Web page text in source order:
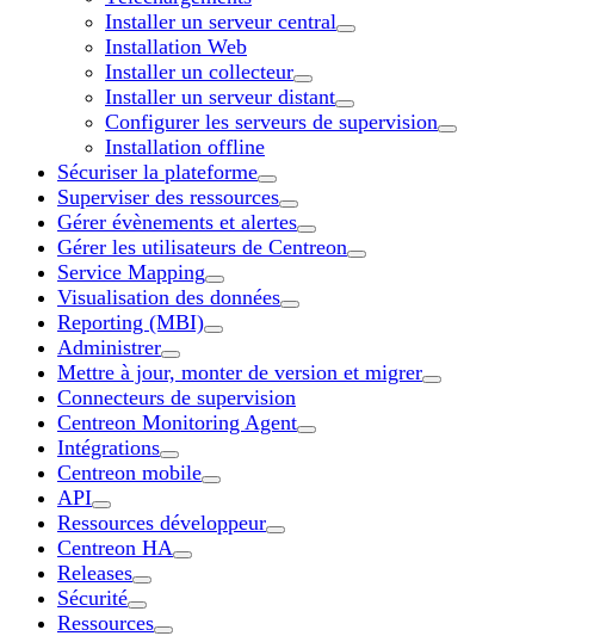
Installer un serveur central
Installation Web
Installer un collecteur
Installer un serveur distant
Configurer les serveurs de supervision
Installation offline
Sécuriser la plateforme
Superviser des ressources
Gérer évènements et alertes
Gérer les utilisateurs de Centreon
Service Mapping
Visualisation des données
Reporting (MBI)
Administrer
Mettre à jour, monter de version et migrer
Connecteurs de supervision
Centreon Monitoring Agent
Intégrations
Centreon mobile
API
Ressources développeur
Centreon HA
Releases
Sécurité
Ressources